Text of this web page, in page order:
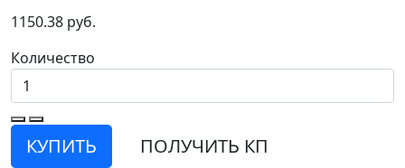
1150.38 руб.
Количество
КУПИТЬ ПОЛУЧИТЬ КП